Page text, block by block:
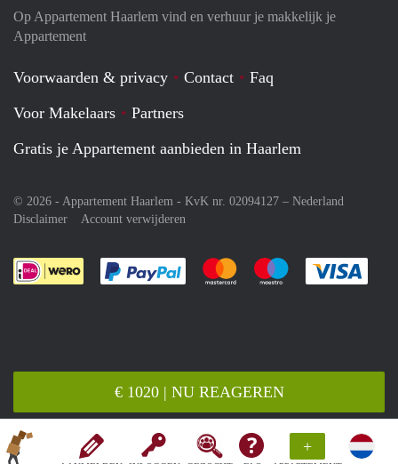
+
€ 1020 | NU REAGEREN
Op Appartement Haarlem vind en verhuur je makkelijk je
Appartement
Voorwaarden & privacy Contact
Faq
Voor Makelaars
Partners
Gratis je Appartement aanbieden in Haarlem
© 2026 - Appartement Haarlem - KvK nr. 02094127 – Nederland
Disclaimer
Account verwijderen
Je rekent gemakkelijk af met Paypal
Je rekent gemakkelijk af met
Je rekent